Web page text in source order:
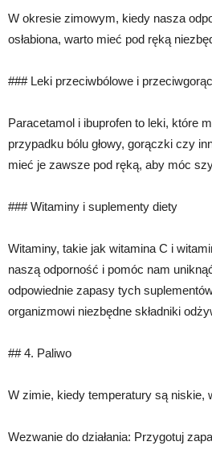
W okresie zimowym, kiedy nasza
osłabiona, warto mieć pod ręką
### Leki przeciwbólowe i
Paracetamol i ibuprofen to leki, które
przypadku bólu głowy, gorączki czy
mieć je zawsze pod ręką, aby móc
### Witaminy i suplementy diety
Witaminy, takie jak witamina C i
naszą odporność i pomóc nam
odpowiednie zapasy tych
organizmowi niezbędne składniki
## 4. Paliwo
W zimie, kiedy temperatury są niskie,
Wezwanie do działania: Przygotuj